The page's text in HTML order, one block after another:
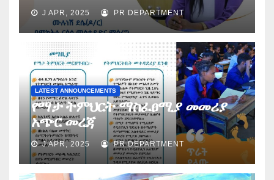
J APR, 2025 PR DEPARTMENT
LATEST ANNOUNCEMENTS
የማታ ትምህርት ማስፈፀሚያ መመሪያ
አጭር መረጃ
J APR, 2025 PR DEPARTMENT